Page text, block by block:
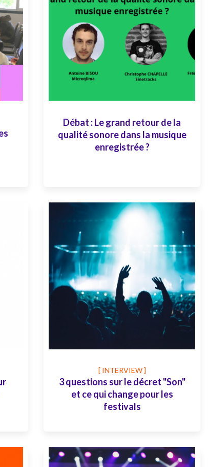
Débat : Le grand retour de la
qualité sonore dans la musique
enregistrée ?
[ INTERVIEW ]
3 questions sur le décret "Son"
et ce qui change pour les
festivals